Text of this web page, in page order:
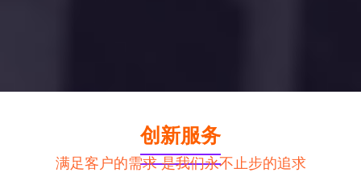
企业优势
创新服务
满足客户的需求 是我们永不止步的追求